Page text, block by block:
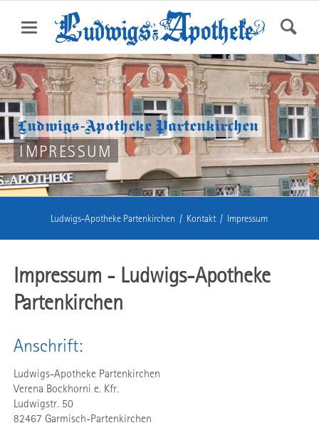
Ludwigs-Apotheke Partenkirchen
IMPRESSUM
Ludwigs-Apotheke Partenkirchen Kontakt Impressum
Impressum - Ludwigs-Apotheke
Partenkirchen
Anschrift:
Ludwigs-Apotheke Partenkirchen
Verena Bockhorni e. Kfr.
Ludwigstr. 50
82467 Garmisch-Partenkirchen